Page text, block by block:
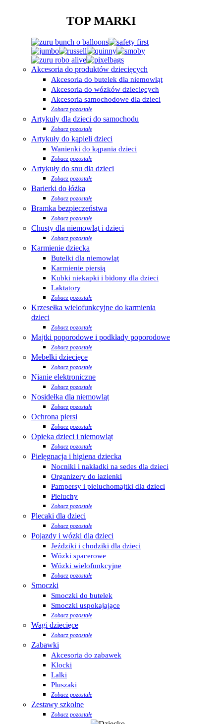
TOP MARKI
Akcesoria do produktów dziecięcych
Akcesoria do butelek dla niemowląt
Akcesoria do wózków dziecięcych
Akcesoria samochodowe dla dzieci
Zobacz pozostałe
Artykuły dla dzieci do samochodu
Zobacz pozostałe
Artykuły do kąpieli dzieci
Wanienki do kąpania dzieci
Zobacz pozostałe
Artykuły do snu dla dzieci
Zobacz pozostałe
Barierki do łóżka
Zobacz pozostałe
Bramka bezpieczeństwa
Zobacz pozostałe
Chusty dla niemowląt i dzieci
Zobacz pozostałe
Karmienie dziecka
Butelki dla niemowląt
Karmienie piersią
Kubki niekapki i bidony dla dzieci
Laktatory
Zobacz pozostałe
Krzesełka wielofunkcyjne do karmienia
dzieci
Zobacz pozostałe
Majtki poporodowe i podkłady poporodowe
Zobacz pozostałe
Mebelki dziecięce
Zobacz pozostałe
Nianie elektroniczne
Zobacz pozostałe
Nosidełka dla niemowląt
Zobacz pozostałe
Ochrona piersi
Zobacz pozostałe
Opieka dzieci i niemowląt
Zobacz pozostałe
Pielęgnacja i higiena dziecka
Nocniki i nakładki na sedes dla dzieci
Organizery do łazienki
Pampersy i pieluchomajtki dla dzieci
Pieluchy
Zobacz pozostałe
Plecaki dla dzieci
Zobacz pozostałe
Pojazdy i wózki dla dzieci
Jeździki i chodziki dla dzieci
Wózki spacerowe
Wózki wielofunkcyjne
Zobacz pozostałe
Smoczki
Smoczki do butelek
Smoczki uspokajające
Zobacz pozostałe
Wagi dziecięce
Zobacz pozostałe
Zabawki
Akcesoria do zabawek
Klocki
Lalki
Pluszaki
Zobacz pozostałe
Zestawy szkolne
Zobacz pozostałe